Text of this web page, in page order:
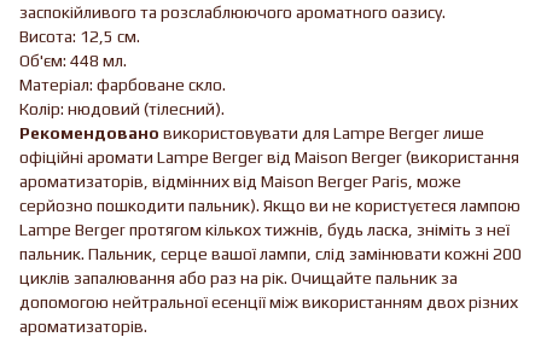
заспокійливого та розслаблюючого ароматного оазису.
Висота: 12,5 см.
Об'єм: 448 мл.
Матеріал: фарбоване скло.
Колір: нюдовий (тілесний).
Рекомендовано використовувати для Lampe Berger лише
офіційні аромати Lampe Berger від Maison Berger (використання
ароматизаторів, відмінних від Maison Berger Paris, може
серйозно пошкодити пальник). Якщо ви не користуєтеся лампою
Lampe Berger протягом кількох тижнів, будь ласка, зніміть з неї
пальник. Пальник, серце вашої лампи, слід замінювати кожні 200
циклів запалювання або раз на рік. Очищайте пальник за
допомогою нейтральної есенції між використанням двох різних
ароматизаторів.